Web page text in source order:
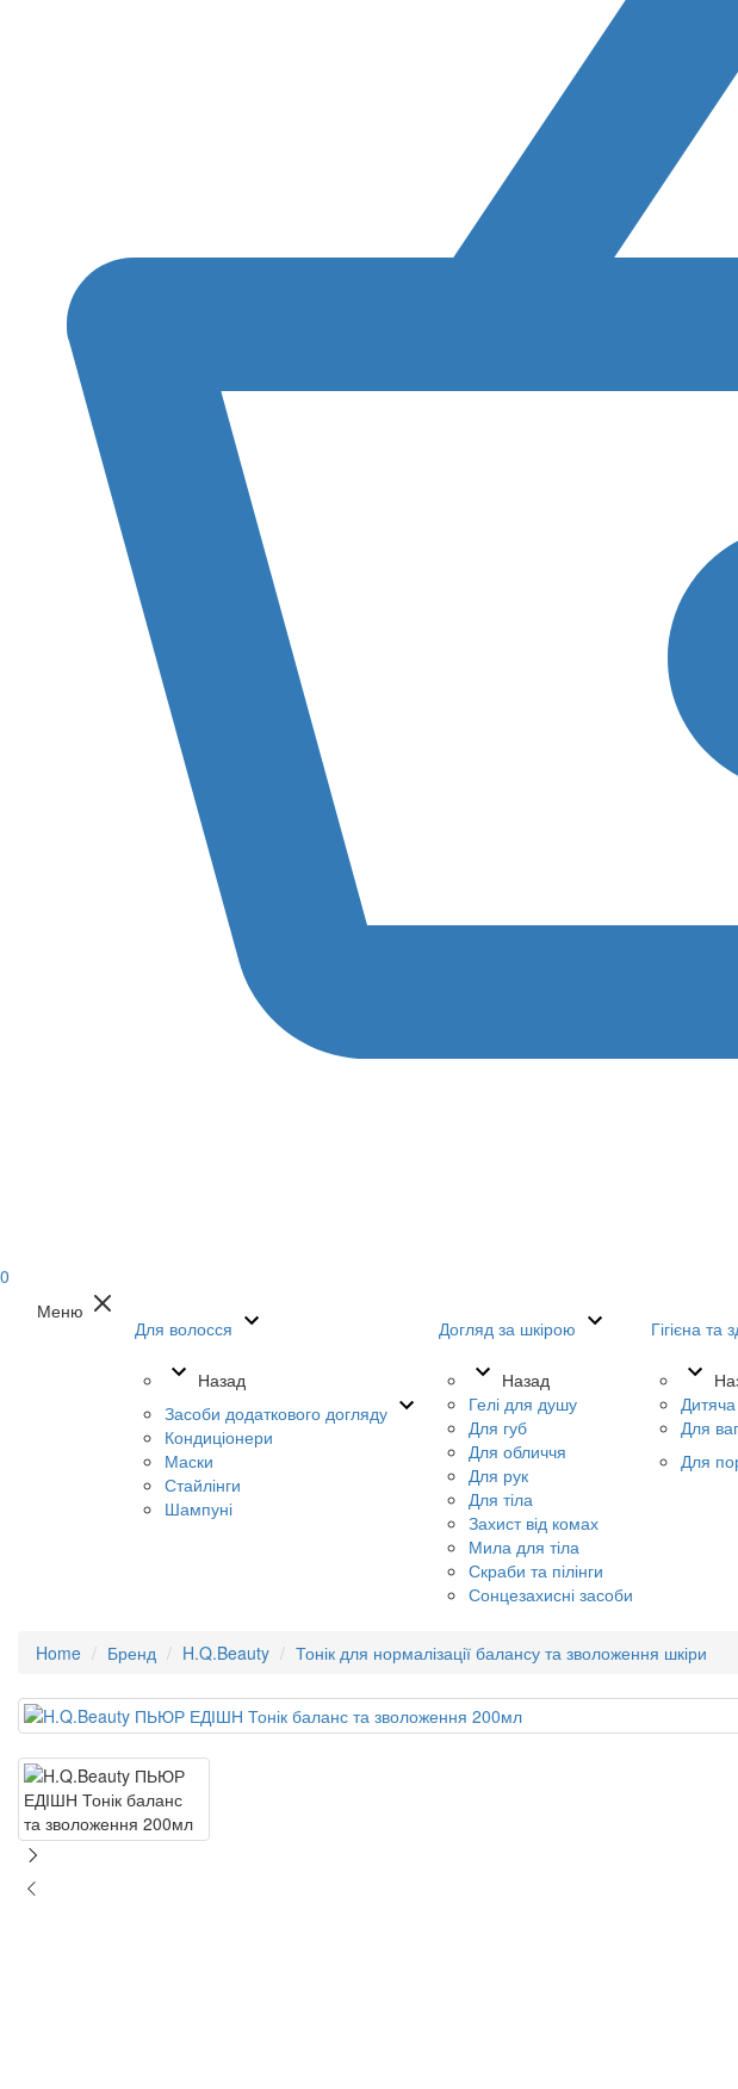
0
Меню
Для волосся
Назад
Засоби додаткового догляду
Кондиціонери
Маски
Стайлінги
Шампуні
Догляд за шкірою
Назад
Гелі для душу
Для губ
Для обличчя
Для рук
Для тіла
Захист від комах
Мила для тіла
Скраби та пілінги
Сонцезахисні засоби
Гігієна та
Для
Для
Home Бренд H.Q.Beauty Тонік для нормалізації балансу та зволоження шкіри